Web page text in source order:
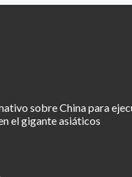
sobre China para
el gigante asiáticos